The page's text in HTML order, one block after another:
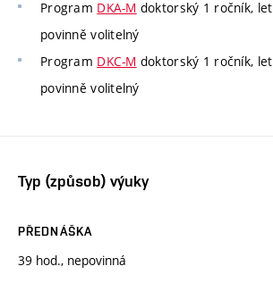
Program DKA-M doktorský 1 ročník,
povinně volitelný
Program DKC-M doktorský 1 ročník,
povinně volitelný
Typ (způsob) výuky
PŘEDNÁŠKA
39 hod., nepovinná